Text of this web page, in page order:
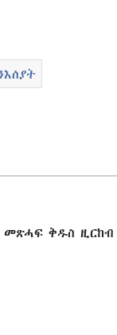
መጽሓፍ ቅዱስ